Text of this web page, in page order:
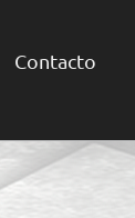
Contacto